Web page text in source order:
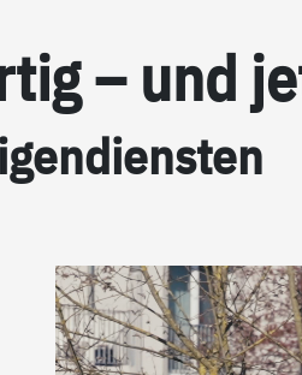
– und